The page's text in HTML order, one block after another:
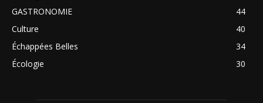
GASTRONOMIE
44
Culture
40
Échappées Belles
34
Écologie
30